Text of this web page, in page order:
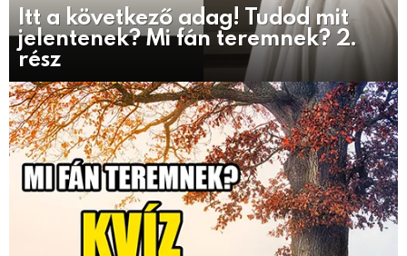
Itt a következő adag! Tudod mit
jelentenek? Mi fán teremnek? 2.
rész